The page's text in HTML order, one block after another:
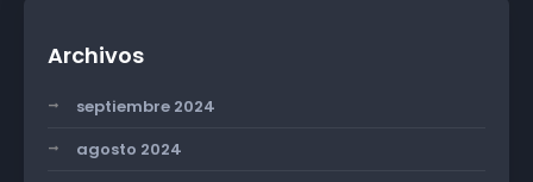
Archivos
septiembre 2024
agosto 2024